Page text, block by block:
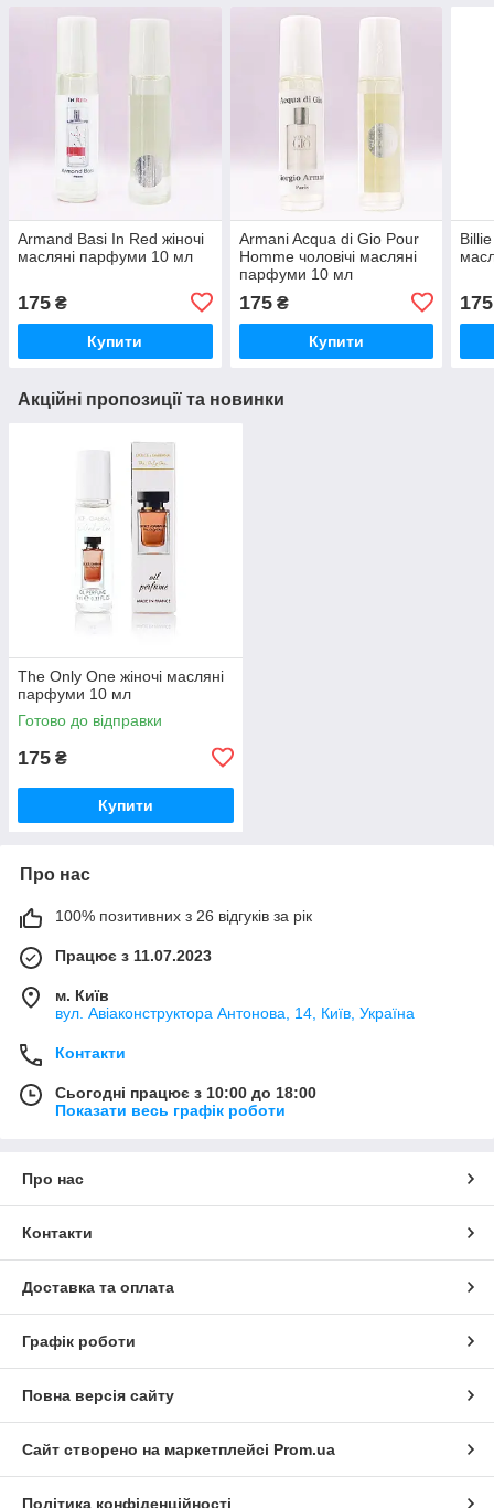
Armand Basi In Red жіночі
масляні парфуми 10 мл
175 ₴
Купити
Armani Acqua di Gio Pour
Homme чоловічі масляні
парфуми 10 мл
175₴
Купити
175
Акційні пропозиції та новинки
The Only One жіночі масляні
парфуми 10 мл
Готово до відправки
175 ₴
Купити
Про нас
100% позитивних з 26 відгуків за рік
Працює з 11.07.2023
м. Київ
вул. Авіаконструктора Антонова, 14, Київ, Україна
Контакти
Сьогодні працює з 10:00 до 18:00
Показати весь графік роботи
Про нас
Контакти
Доставка та оплата
Графік роботи
Повна версія сайту
Сайт створено на маркетплейсі Prom.ua
Політика конфіденційності